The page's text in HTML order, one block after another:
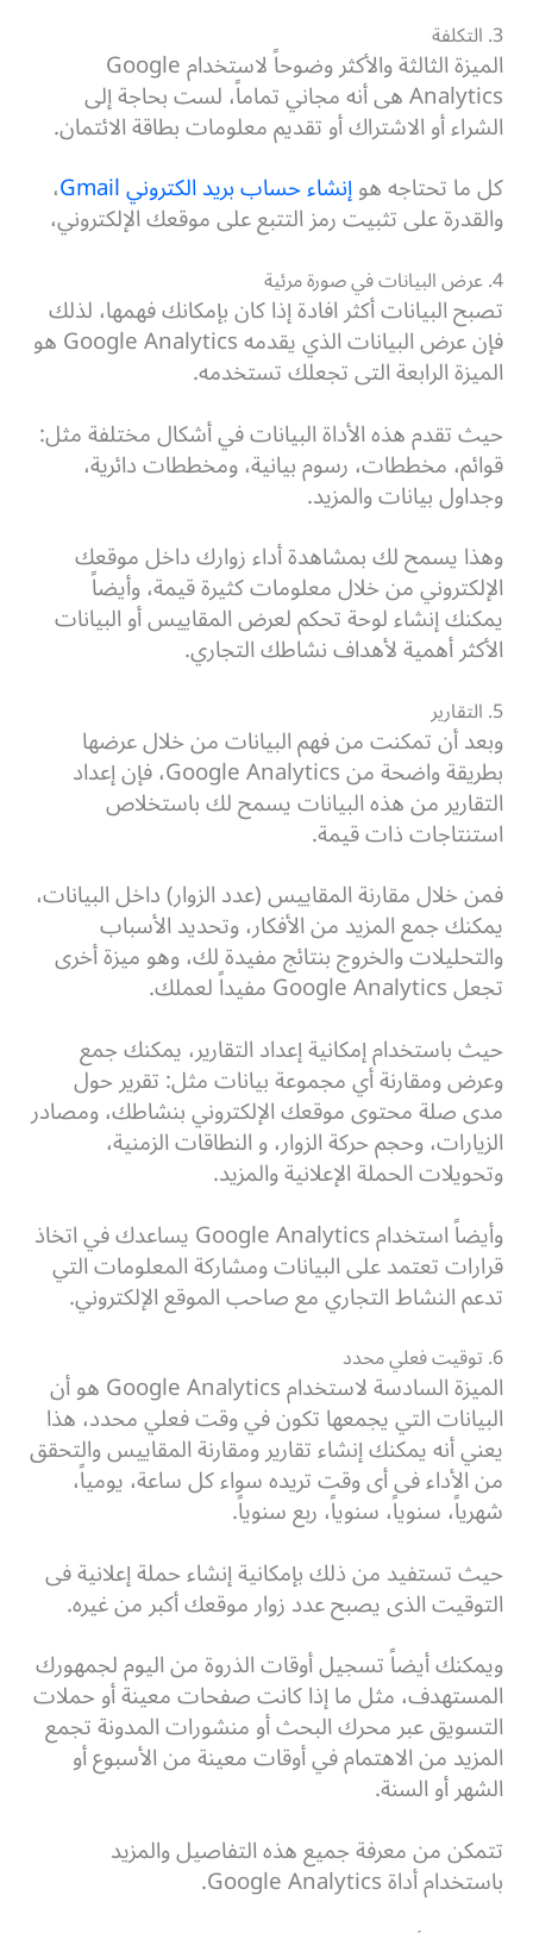
3. التكلفة
الميزة الثالثة والأكثر وضوحاً لاستخدام Google
Analytics هى أنه مجاني تماماً، لست بحاجة إلى
الشراء أو الاشتراك أو تقديم معلومات بطاقة الائتمان.
كل ما تحتاجه هوإنشاء حساب بريد الكتروني Gmail ،
والقدرة على تثبيت رمز التتبع على موقعك الإلكتروني،
4. عرض البيانات في صورة مرئية
تصبح البيانات أكثر افادة إذا كان بإمكانك فهمها، لذلك
فإن عرض البيانات الذي يقدمه Google Analytics هو
الميزة الرابعة التى تجعلك تستخدمه.
حيث تقدم هذه الأداة البيانات في أشكال مختلفة مثل:
قوائم، مخططات، رسوم بيانية، ومخططات دائرية،
وجداول بيانات والمزيد.
وهذا يسمح لك بمشاهدة أداء زوارك داخل موقعك
الإلكتروني من خلال معلومات كثيرة قيمة، وأيضاً
يمكنك إنشاء لوحة تحكم لعرض المقاييس أو البيانات
الأكثر أهمية لأهداف نشاطك التجاري.
5. التقارير
وبعد أن تمكنت من فهم البيانات من خلال عرضها
بطريقة واضحة من Google Analytics، فإن إعداد
التقارير من هذه البيانات يسمح لك باستخلاص
استنتاجات ذات قيمة.
فمن خلال مقارنة المقاييس (عدد الزوار) داخل البيانات،
يمكنك جمع المزيد من الأفكار، وتحديد الأسباب
والتحليلات والخروج بنتائج مفيدة لك، وهو ميزة أخرى
تجعل Google Analytics مفيداً لعملك.
حيث باستخدام إمكانية إعداد التقارير، يمكنك جمع
وعرض ومقارنة أي مجموعة بيانات مثل: تقرير حول
مدى صلة محتوى موقعك الإلكتروني بنشاطك، ومصادر
الزيارات، وحجم حركة الزوار، و النطاقات الزمنية،
وتحويلات الحملة الإعلانية والمزيد.
وأيضاً استخدام Google Analytics يساعدك في اتخاذ
قرارات تعتمد على البيانات ومشاركة المعلومات التي
تدعم النشاط التجاري مع صاحب الموقع الإلكتروني.
6. توقيت فعلي محدد
الميزة السادسة لاستخدام Google Analytics هو أن
البيانات التي يجمعها تكون في وقت فعلي محدد، هذا
يعني أنه يمكنك إنشاء تقارير ومقارنة المقاييس والتحقق
من الأداء فى أى وقت تريده سواء كل ساعة، يومياً،
شهرياً، سنوياً، سنوياً، ربع سنوياً.
حيث تستفيد من ذلك بإمكانية إنشاء حملة إعلانية فى
التوقيت الذى يصبح عدد زوار موقعك أكبر من غيره.
ويمكنك أيضاً تسجيل أوقات الذروة من اليوم لجمهورك
المستهدف، مثل ما إذا كانت صفحات معينة أو حملات
التسويق عبر محرك البحث أو منشورات المدونة تجمع
المزيد من الاهتمام في أوقات معينة من الأسبوع أو
الشهر أو السنة.
تتمكن من معرفة جميع هذه التفاصيل والمزيد
باستخدام أداة Google Analytics.